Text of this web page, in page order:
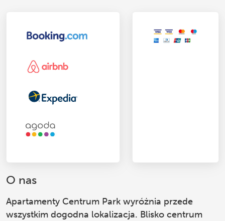
O nas
Apartamenty Centrum Park wyróżnia przede
wszystkim dogodna lokalizacja. Blisko centrum